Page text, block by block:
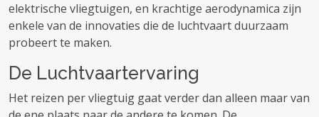
elektrische vliegtuigen, en krachtige aerodynamica zijn
enkele van de innovaties die de luchtvaart duurzaam
probeert te maken.
De Luchtvaartervaring
Het reizen per vliegtuig gaat verder dan alleen maar van